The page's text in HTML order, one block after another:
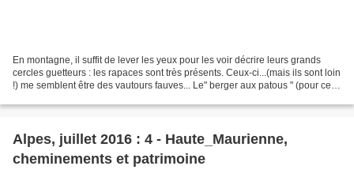
En montagne, il suffit de lever les yeux pour les voir décrire leurs grands
cercles guetteurs : les rapaces sont très présents. Ceux-ci...(mais ils sont loin
!) me semblent être des vautours fauves... Le" berger aux patous " (pour ceux
Alpes, juillet 2016 : 4 - Haute_Maurienne,
cheminements et patrimoine